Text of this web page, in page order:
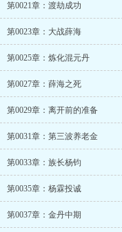
第0021章：渡劫成功
第0023章：大战薛海
第0025章：炼化混元丹
第0027章：薛海之死
第0029章：离开前的准备
第0031章：第三波养老金
第0033章：族长杨钧
第0035章：杨霖投诚
第0037章：金丹中期